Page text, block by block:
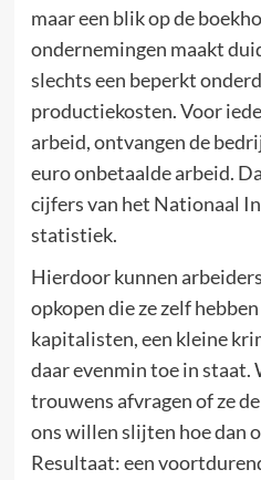
maar een blik op de
ondernemingen maakt
slechts een beperkt
productiekosten. Voor
arbeid, ontvangen de
euro onbetaalde arbeid.
cijfers van het Nationaal
statistiek.
Hierdoor kunnen
opkopen die ze zelf
kapitalisten, een kleine
daar evenmin toe in staat.
trouwens afvragen of ze
ons willen slijten hoe dan
Resultaat: een